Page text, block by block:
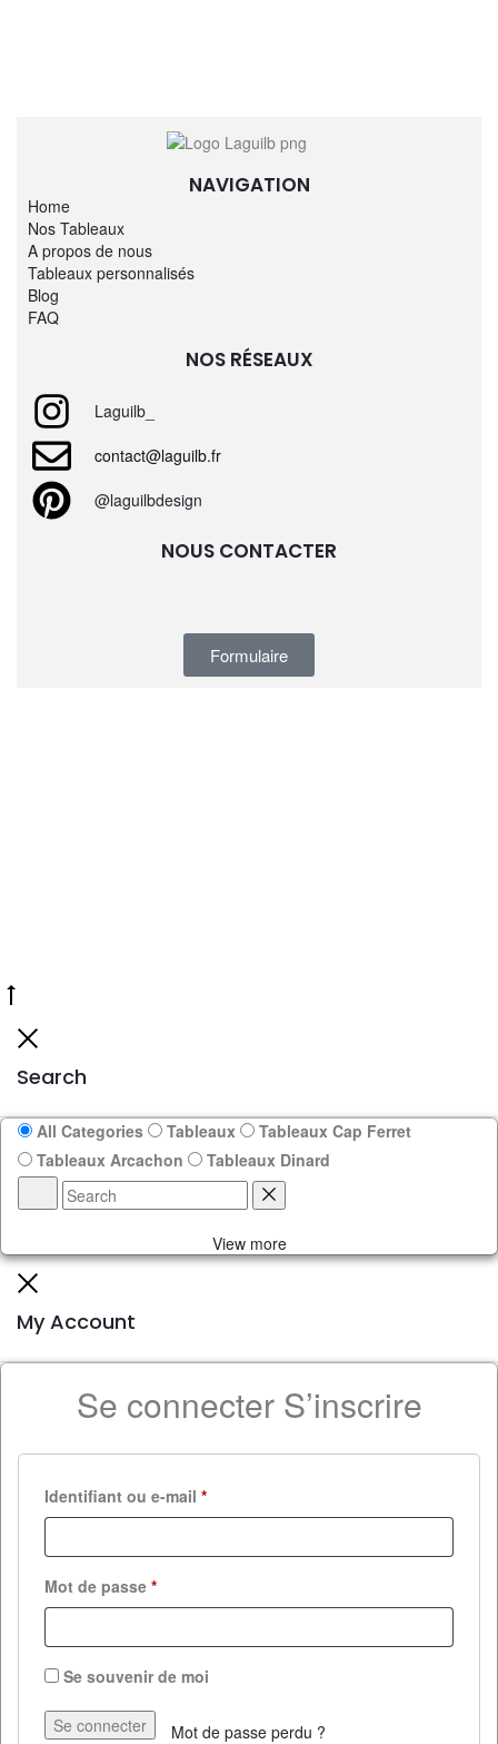
NAVIGATION
Home
Nos Tableaux
A propos de nous
Tableaux personnalisés
Blog
FAQ
NOS RÉSEAUX
Laguilb_
contact@laguilb.fr
@laguilbdesign
NOUS CONTACTER
Formulaire
Search
All Categories Tableaux
Tableaux Cap Ferret
Tableaux Arcachon
Tableaux Dinard
View more
My Account
Se connecter S’inscrire
Identifiant ou e-mail *
Mot de passe *
Se souvenir de moi
Se connecter Mot de passe perdu ?